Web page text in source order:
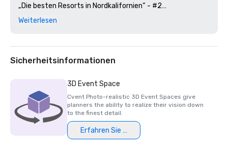
„Die besten Resorts in Nordkalifornien“ - #2
Staaten
#1 auf den Golfplätzen der Greater Bay Area
Luxus-Reisemagazin -2023
Die romantischsten Hotels der Welt
Auszeichnungen für das Restaurant Wine Spectator —
Weiterlesen
Sicherheitsinformationen
3D Event Space
Cvent Photo-realistic 3D Event Spaces give
planners the ability to realize their vision down
to the finest detail.
Erfahren Sie mehr